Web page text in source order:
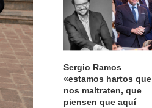
Sergio Ramos
«estamos hartos que
nos maltraten, que
piensen que aquí